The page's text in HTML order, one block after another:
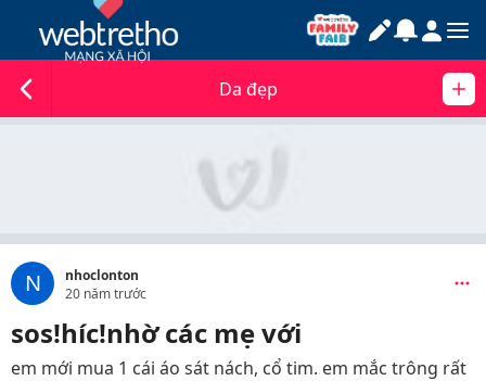
Da đẹp
N
nhoclonton
20 năm trước
sos!híc!nhờ các mẹ với
em mới mua 1 cái áo sát nách, cổ tim. em mắc trông rất